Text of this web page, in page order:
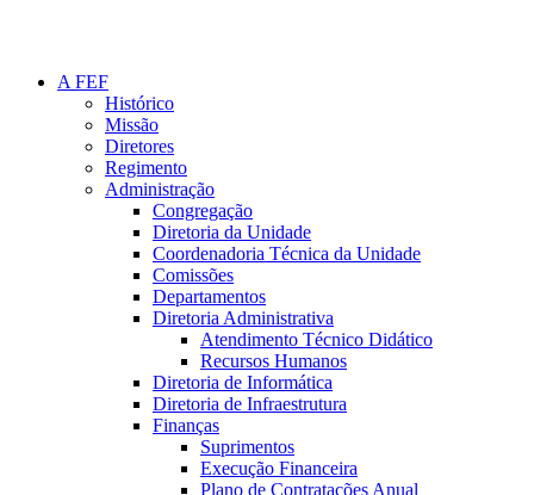
A FEF
Histórico
Missão
Diretores
Regimento
Administração
Congregação
Diretoria da Unidade
Coordenadoria Técnica da Unidade
Comissões
Departamentos
Diretoria Administrativa
Atendimento Técnico Didático
Recursos Humanos
Diretoria de Informática
Diretoria de Infraestrutura
Finanças
Suprimentos
Execução Financeira
Plano de Contratações Anual